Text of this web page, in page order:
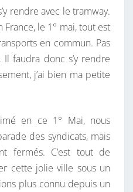
rendre avec le tramway.
France, le 1° mai, tout est
en commun. Pas
faudra donc s’y rendre
j’ai bien ma petite
en ce 1° Mai, nous
des syndicats, mais
fermés. C’est tout de
cette jolie ville sous un
plus connu depuis un